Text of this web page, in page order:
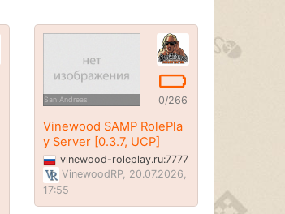
San Andreas 0/266
Vinewood SAMP RolePla
y Server [0.3.7, UCP]
vinewood-roleplay.ru:7777
VinewoodRP, 20.07.2026,
17:55